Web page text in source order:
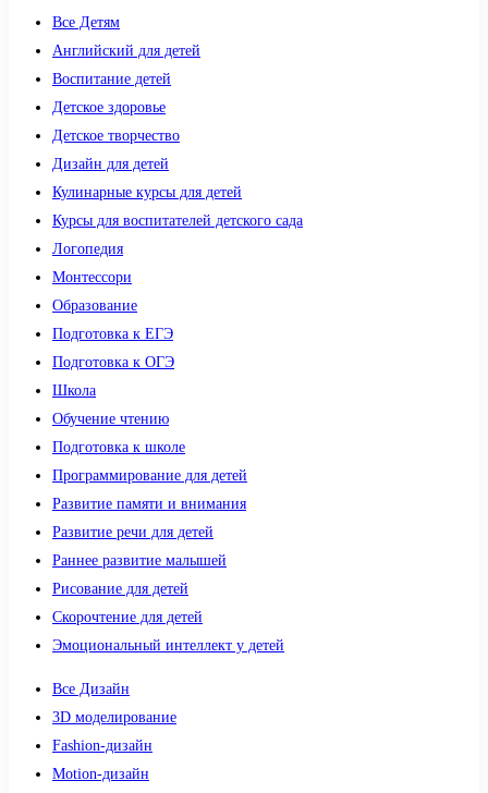
Все Детям
Английский для детей
Воспитание детей
Детское здоровье
Детское творчество
Дизайн для детей
Кулинарные курсы для детей
Курсы для воспитателей детского сада
Логопедия
Монтессори
Образование
Подготовка к ЕГЭ
Подготовка к ОГЭ
Школа
Обучение чтению
Подготовка к школе
Программирование для детей
Развитие памяти и внимания
Развитие речи для детей
Раннее развитие малышей
Рисование для детей
Скорочтение для детей
Эмоциональный интеллект у детей
Все Дизайн
3D моделирование
Fashion-дизайн
Motion-дизайн